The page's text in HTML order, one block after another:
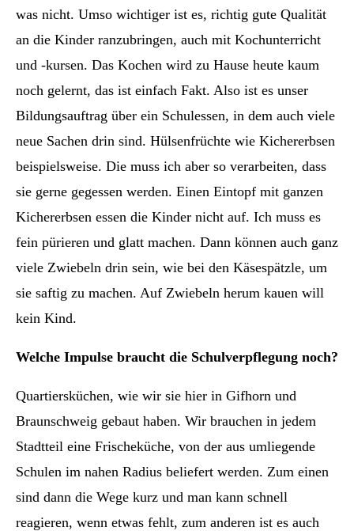
was nicht. Umso wichtiger ist es, richtig gute Qualität
an die Kinder ranzubringen, auch mit Kochunterricht
und -kursen. Das Kochen wird zu Hause heute kaum
noch gelernt, das ist einfach Fakt. Also ist es unser
Bildungsauftrag über ein Schulessen, in dem auch viele
neue Sachen drin sind. Hülsenfrüchte wie Kichererbsen
beispielsweise. Die muss ich aber so verarbeiten, dass
sie gerne gegessen werden. Einen Eintopf mit ganzen
Kichererbsen essen die Kinder nicht auf. Ich muss es
fein pürieren und glatt machen. Dann können auch ganz
viele Zwiebeln drin sein, wie bei den Käsespätzle, um
sie saftig zu machen. Auf Zwiebeln herum kauen will
kein Kind.
Welche Impulse braucht die Schulverpflegung noch?
Quartiersküchen, wie wir sie hier in Gifhorn und
Braunschweig gebaut haben. Wir brauchen in jedem
Stadtteil eine Frischeküche, von der aus umliegende
Schulen im nahen Radius beliefert werden. Zum einen
sind dann die Wege kurz und man kann schnell
reagieren, wenn etwas fehlt, zum anderen ist es auch